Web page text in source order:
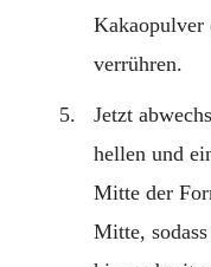
Kakaopulver
verrühren.
Jetzt
hellen und
Mitte der
Mitte,